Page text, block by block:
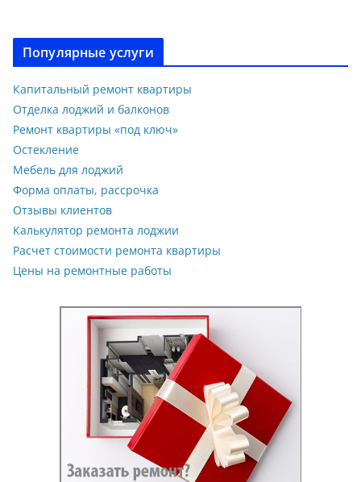
Популярные услуги
Капитальный ремонт квартиры
Отделка лоджий и балконов
Ремонт квартиры «под ключ»
Остекление
Мебель для лоджий
Форма оплаты, рассрочка
Отзывы клиентов
Калькулятор ремонта лоджии
Расчет стоимости ремонта квартиры
Цены на ремонтные работы